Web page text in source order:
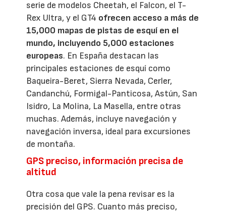
serie de modelos Cheetah, el Falcon, el T-
Rex Ultra, y el GT4 ofrecen acceso a más de
15,000 mapas de pistas de esquí en el
mundo, incluyendo 5,000 estaciones
europeas. En España destacan las
principales estaciones de esquí como
Baqueira-Beret, Sierra Nevada, Cerler,
Candanchú, Formigal-Panticosa, Astún, San
Isidro, La Molina, La Masella, entre otras
muchas. Además, incluye navegación y
navegación inversa, ideal para excursiones
de montaña.
GPS preciso, información precisa de
altitud
Otra cosa que vale la pena revisar es la
precisión del GPS. Cuanto más preciso,